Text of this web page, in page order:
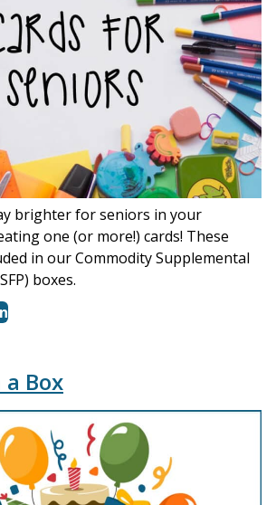
brighter for seniors in your
one (or more!) cards! These
in our Commodity Supplemental
boxes.
Box